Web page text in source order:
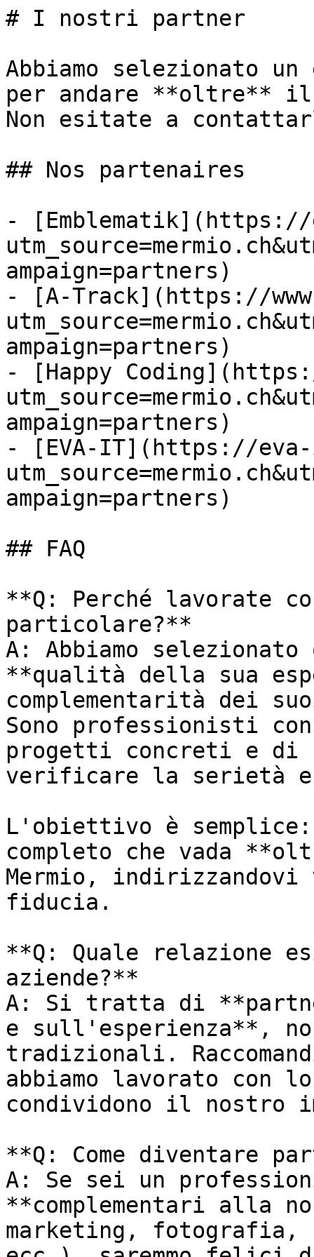
# I nostri partner
Abbiamo selezionato
per andare **oltre**
Non esitate a
## Nos partenaires
- [Emblematik](https://
ampaign=partners)
- [A-Track](https://
ampaign=partners)
- [Happy
ampaign=partners)
- [EVA-IT](https://
ampaign=partners)
## FAQ
**Q: Perché lavorate
particolare?**
A: Abbiamo
**qualità della sua
complementarità dei
Sono professionisti
progetti concreti e di
verificare la serietà
L'obiettivo è
completo che vada
Mermio,
fiducia.
**Q: Quale relazione
aziende?**
A: Si tratta di
e sull'esperienza**,
tradizionali.
abbiamo lavorato con
condividono il nostro
**Q: Come diventare
A: Se sei un
**complementari alla
marketing, fotografia,